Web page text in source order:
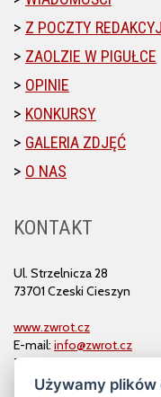
Z POCZTY
ZAOLZIE W PIGUŁCE
OPINIE
KONKURSY
GALERIA ZDJĘĆ
O NAS
KONTAKT
Ul. Strzelnicza 28
73701 Czeski Cieszyn
www.zwrot.cz
E-mail: info@zwrot.cz
Tel. i faks: 558 711 582
Używamy plików